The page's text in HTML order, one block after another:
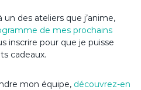
des ateliers que j’anime,
de mes prochains
inscrire pour que je puisse
cadeaux.
mon équipe, découvrez-en